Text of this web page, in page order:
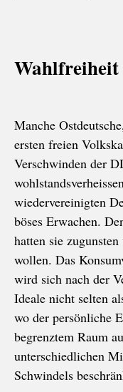
Manche
ersten freien
Verschwinden der
wiedervereinigten
böses Erwachen.
hatten sie
wollen. Das
wird sich nach der
Ideale nicht selten
wo der persönliche
begrenztem Raum
unterschiedlichen
Schwindels